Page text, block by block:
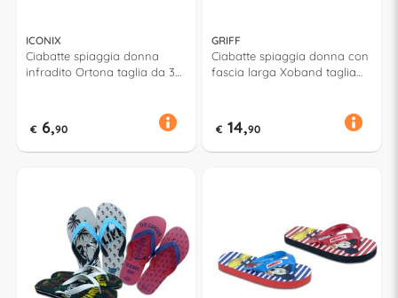
ICONIX
Ciabatte spiaggia donna
infradito Ortona taglia da 35
€ 6,90
GRIFF
Ciabatte spiaggia donna con
fascia larga Xoband taglia
€ 14,90